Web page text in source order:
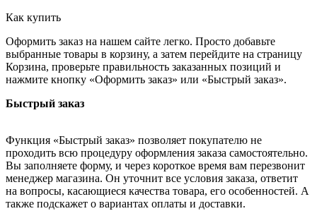
Как купить
Оформить заказ на нашем сайте легко. Просто добавьте
выбранные товары в корзину, а затем перейдите на страницу
Корзина, проверьте правильность заказанных позиций и
нажмите кнопку «Оформить заказ» или «Быстрый заказ».
Быстрый заказ
Функция «Быстрый заказ» позволяет покупателю не
проходить всю процедуру оформления заказа самостоятельно.
Вы заполняете форму, и через короткое время вам перезвонит
менеджер магазина. Он уточнит все условия заказа, ответит
на вопросы, касающиеся качества товара, его особенностей. А
также подскажет о вариантах оплаты и доставки.